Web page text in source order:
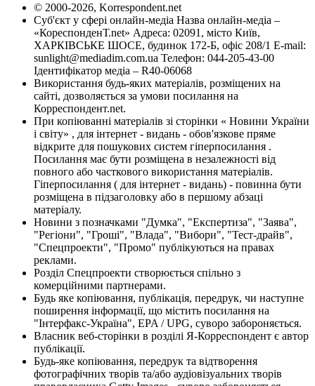
© 2000-2026, Korrespondent.net
Суб'єкт у сфері онлайн-медіа Назва онлайн-медіа –
«КореспонденТ.net» Адреса: 02091, місто Київ,
ХАРКІВСЬКЕ ШОСЕ, будинок 172-Б, офіс 208/1 E-mail:
sunlight@mediadim.com.ua Телефон: 044-205-43-00
Ідентифікатор медіа – R40-06068
Використання будь-яких матеріалів, розміщених на
сайті, дозволяється за умови посилання на
Корреспондент.net.
При копіюванні матеріалів зі сторінки « Новини України
і світу» , для інтернет - видань - обов'язкове пряме
відкрите для пошукових систем гіперпосилання .
Посилання має бути розміщена в незалежності від
повного або часткового використання матеріалів.
Гіперпосилання ( для інтернет - видань) - повинна бути
розміщена в підзаголовку або в першому абзаці
матеріалу.
Новини з позначками "Думка", "Експертиза", "Заява",
"Регіони", "Гроші", "Влада", "Вибори", "Тест-драйв",
"Спецпроекти", "Промо" публікуються на правах
реклами.
Розділ Спецпроекти створюється спільно з
комерційними партнерами.
Будь яке копіювання, публікація, передрук, чи наступне
поширення інформації, що містить посилання на
"Інтерфакс-Україна", EPA / UPG, суворо забороняється.
Власник веб-сторінки в розділі Я-Корреспондент є автор
публікації.
Будь-яке копіювання, передрук та відтворення
фотографічних творів та/або аудіовізуальних творів